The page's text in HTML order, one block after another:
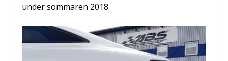
under sommaren 2018.